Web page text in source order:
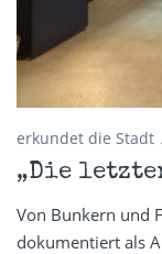
erkundet die Stadt
„Die
Von Bunkern und
dokumentiert als